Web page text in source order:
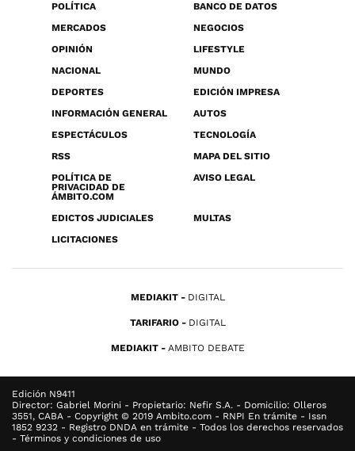
POLÍTICA
BANCO DE DATOS
MERCADOS
NEGOCIOS
OPINIÓN
LIFESTYLE
NACIONAL
MUNDO
DEPORTES
EDICIÓN IMPRESA
INFORMACIÓN GENERAL
AUTOS
ESPECTÁCULOS
TECNOLOGÍA
RSS
MAPA DEL SITIO
POLÍTICA DE
PRIVACIDAD DE
ÁMBITO.COM
AVISO LEGAL
EDICTOS JUDICIALES
MULTAS
LICITACIONES
MEDIAKIT DIGITAL
TARIFARIO DIGITAL
MEDIAKIT AMBITO DEBATE
Edición N9411
Director: Gabriel Morini - Propietario: Nefir S.A. - Domicilio: Olleros
3551, CABA - Copyright © 2019 Ambito.com - RNPI En trámite - Issn
1852 9232 - Registro DNDA en trámite - Todos los derechos reservados
- Términos y condiciones de uso